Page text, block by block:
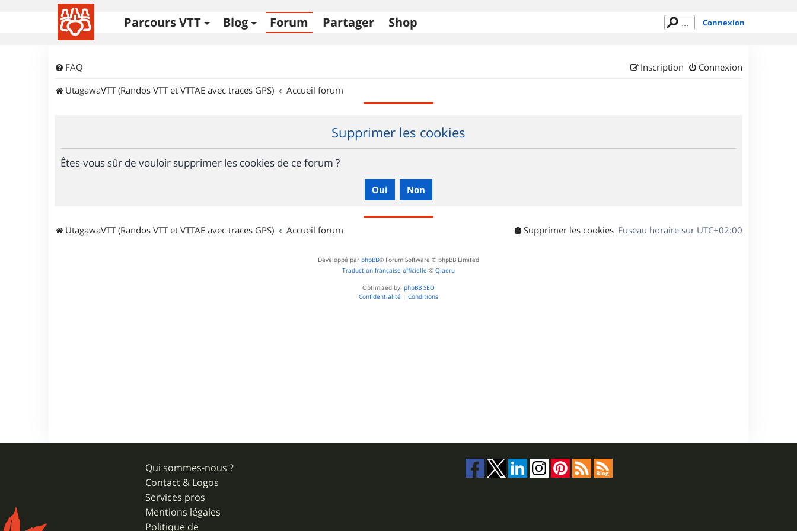
Parcours VTT Blog Forum Partager Shop Connexion
FAQ Connexion
Inscription
UtagawaVTT (Randos VTT et VTTAE avec traces GPS)
Accueil forum
Supprimer les cookies
Êtes-vous sûr de vouloir supprimer les cookies de ce forum ?
UtagawaVTT (Randos VTT et VTTAE avec traces GPS) Accueil forum Fuseau horaire sur UTC+02:00
Supprimer les cookies
Développé par phpBB® Forum Software © phpBB Limited
Traduction française officielle © Qiaeru
Optimized by: phpBB SEO
Confidentialité | Conditions
Qui sommes-nous ?
Contact & Logos
Services pros
Mentions légales
Politique de